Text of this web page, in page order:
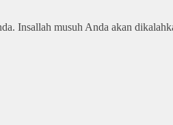
Insallah musuh Anda akan